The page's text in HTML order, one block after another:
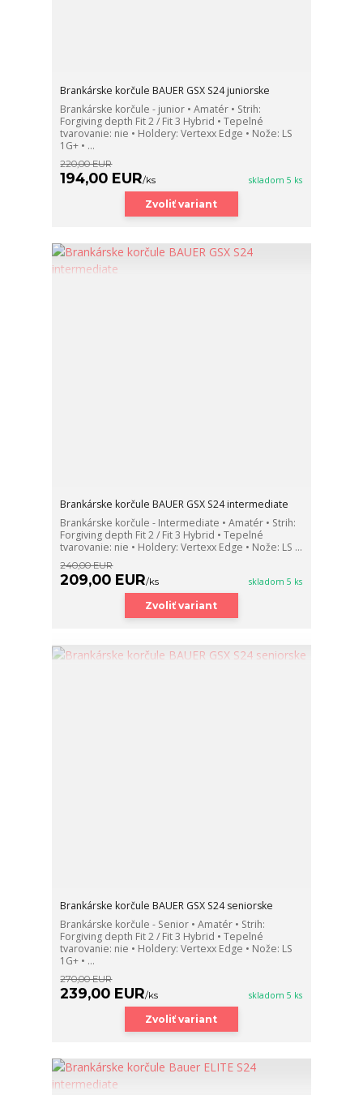
Brankárske korčule BAUER GSX S24 juniorske
Brankárske korčule - junior • Amatér • Strih:
Forgiving depth Fit 2 / Fit 3 Hybrid • Tepelné
tvarovanie: nie • Holdery: Vertexx Edge • Nože: LS
1G+ • ...
220,00 EUR
194,00 EUR/ks skladom 5 ks
Zvoliť variant
Brankárske korčule BAUER GSX S24 intermediate
Brankárske korčule - Intermediate • Amatér • Strih:
Forgiving depth Fit 2 / Fit 3 Hybrid • Tepelné
tvarovanie: nie • Holdery: Vertexx Edge • Nože: LS ...
240,00 EUR
209,00 EUR/ks skladom 5 ks
Zvoliť variant
Brankárske korčule BAUER GSX S24 seniorske
Brankárske korčule - Senior • Amatér • Strih:
Forgiving depth Fit 2 / Fit 3 Hybrid • Tepelné
tvarovanie: nie • Holdery: Vertexx Edge • Nože: LS
1G+ • ...
270,00 EUR
239,00 EUR/ks skladom 5 ks
Zvoliť variant